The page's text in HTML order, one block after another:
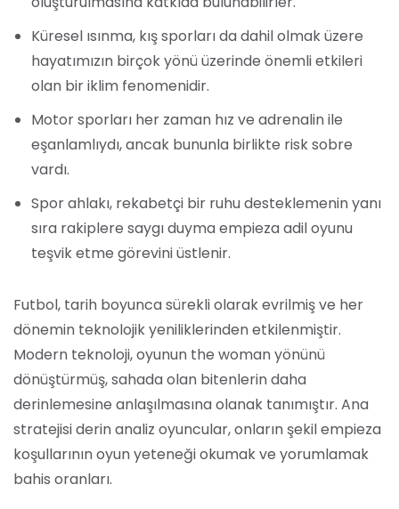
Küresel ısınma, kış sporları da dahil olmak üzere
hayatımızın birçok yönü üzerinde önemli etkileri
olan bir iklim fenomenidir.
Motor sporları her zaman hız ve adrenalin ile
eşanlamlıydı, ancak bununla birlikte risk sobre
vardı.
Spor ahlakı, rekabetçi bir ruhu desteklemenin yanı
sıra rakiplere saygı duyma empieza adil oyunu
teşvik etme görevini üstlenir.
Futbol, tarih boyunca sürekli olarak evrilmiş ve her
dönemin teknolojik yeniliklerinden etkilenmiştir.
Modern teknoloji, oyunun the woman yönünü
dönüştürmüş, sahada olan bitenlerin daha
derinlemesine anlaşılmasına olanak tanımıştır. Ana
stratejisi derin analiz oyuncular, onların şekil empieza
koşullarının oyun yeteneği okumak ve yorumlamak
bahis oranları.